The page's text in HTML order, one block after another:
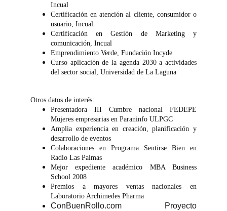
Incual
Certificación en atención al cliente, consumidor o
usuario, Incual
Certificación en Gestión de Marketing y
comunicación, Incual
Emprendimiento Verde, Fundación Incyde
Curso aplicación de la agenda 2030 a actividades
del sector social, Universidad de La Laguna
Otros datos de interés:
Presentadora III Cumbre nacional FEDEPE
Mujeres empresarias en Paraninfo ULPGC
Amplia experiencia en creación, planificación y
desarrollo de eventos
Colaboraciones en Programa Sentirse Bien en
Radio Las Palmas
Mejor expediente académico MBA Business
School 2008
Premios a mayores ventas nacionales en
Laboratorio Archimedes Pharma
ConBuenRollo.com Proyecto